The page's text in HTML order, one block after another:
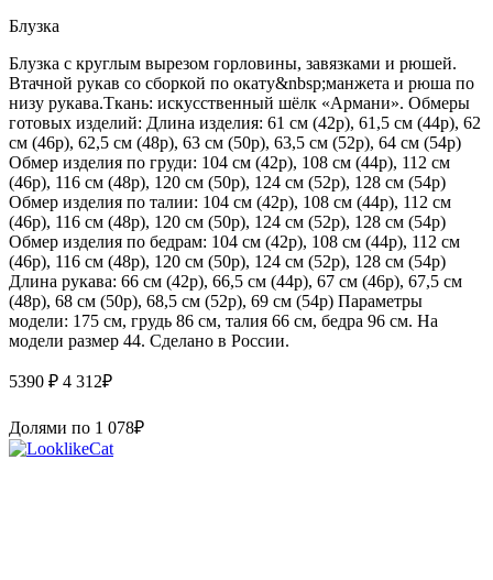
Блузка
Блузка с круглым вырезом горловины, завязками и рюшей.
Втачной рукав со сборкой по окату&nbsp;манжета и рюша по
низу рукава.Ткань: искусственный шёлк «Армани». Обмеры
готовых изделий: Длина изделия: 61 см (42р), 61,5 см (44р), 62
см (46р), 62,5 см (48р), 63 см (50р), 63,5 см (52р), 64 см (54р)
Обмер изделия по груди: 104 см (42р), 108 см (44р), 112 см
(46р), 116 см (48р), 120 см (50р), 124 см (52р), 128 см (54р)
Обмер изделия по талии: 104 см (42р), 108 см (44р), 112 см
(46р), 116 см (48р), 120 см (50р), 124 см (52р), 128 см (54р)
Обмер изделия по бедрам: 104 см (42р), 108 см (44р), 112 см
(46р), 116 см (48р), 120 см (50р), 124 см (52р), 128 см (54р)
Длина рукава: 66 см (42р), 66,5 см (44р), 67 см (46р), 67,5 см
(48р), 68 см (50р), 68,5 см (52р), 69 см (54р) Параметры
модели: 175 см, грудь 86 см, талия 66 см, бедра 96 см. На
модели размер 44. Сделано в России.
5390 ₽ 4 312₽
Долями по 1 078₽